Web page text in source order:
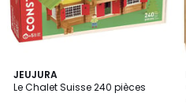
JEUJURA
Le Chalet Suisse 240 pièces
5
/